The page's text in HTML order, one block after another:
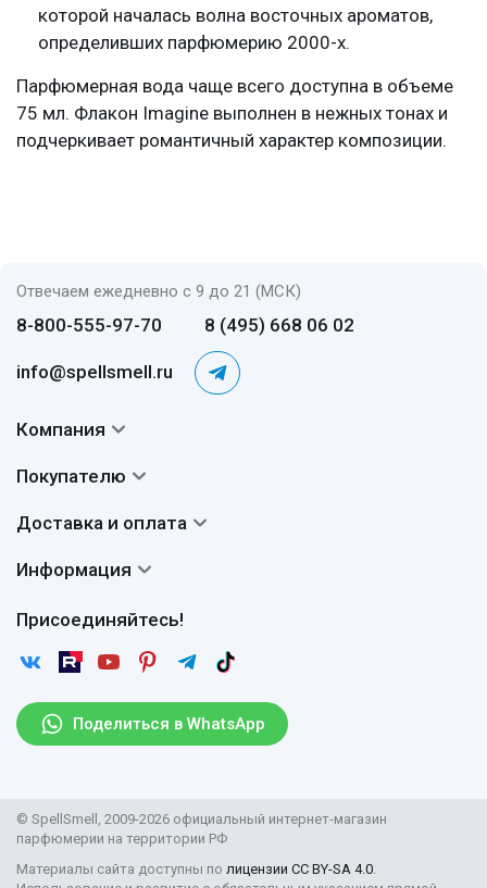
которой началась волна восточных ароматов,
определивших парфюмерию 2000-х.
Парфюмерная вода чаще всего доступна в объеме
75 мл. Флакон Imagine выполнен в нежных тонах и
подчеркивает романтичный характер композиции.
Отвечаем ежедневно с 9 до 21 (МСК)
8-800-555-97-70 8 (495) 668 06 02
info@spellsmell.ru
Поделиться в WhatsApp
Присоединяйтесь!
Компания
Авторы
Сертификаты
Покупателю
Вопросы и ответы
Отзывы
Статьи
Рассылка
Доставка и оплата
Доставка
Возврат
Информация
Пользовательское соглашение
Защита персональных данных
Правила продажи товаров (Постановление Правительства
Поставщикам
© SpellSmell, 2009-2026 официальный интернет-магазин
парфюмерии на территории РФ
Материалы сайта доступны по лицензии CC BY-SA 4.0.